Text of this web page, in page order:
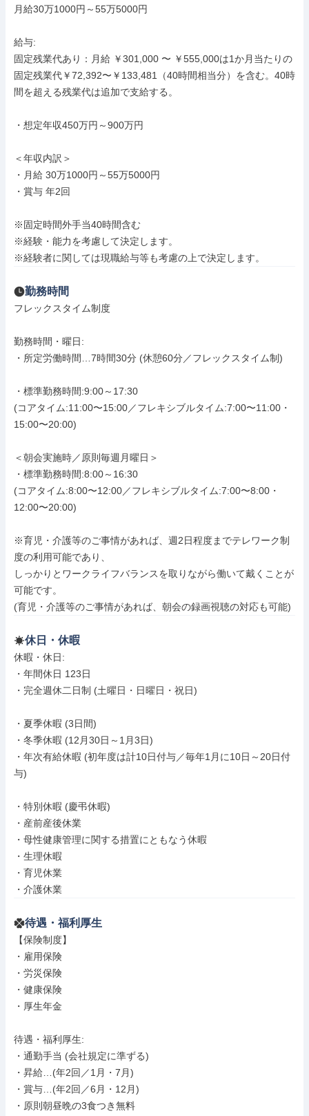
月給30万1000円～55万5000円
給与:
固定残業代あり：月給 ￥301,000 〜 ￥555,000は1か月当たりの
固定残業代￥72,392〜￥133,481（40時間相当分）を含む。40時
間を超える残業代は追加で支給する。
・想定年収450万円～900万円
＜年収内訳＞
・月給 30万1000円～55万5000円
・賞与 年2回
※固定時間外手当40時間含む
※経験・能力を考慮して決定します。
※経験者に関しては現職給与等も考慮の上で決定します。
勤務時間
フレックスタイム制度
勤務時間・曜日:
・所定労働時間…7時間30分 (休憩60分／フレックスタイム制)
・標準勤務時間:9:00～17:30
(コアタイム:11:00〜15:00／フレキシブルタイム:7:00〜11:00・
15:00〜20:00)
＜朝会実施時／原則毎週月曜日＞
・標準勤務時間:8:00～16:30
(コアタイム:8:00〜12:00／フレキシブルタイム:7:00〜8:00・
12:00〜20:00)
※育児・介護等のご事情があれば、週2日程度までテレワーク制
度の利用可能であり、
しっかりとワークライフバランスを取りながら働いて戴くことが
可能です。
(育児・介護等のご事情があれば、朝会の録画視聴の対応も可能)
休日・休暇
休暇・休日:
・年間休日 123日
・完全週休二日制 (土曜日・日曜日・祝日)
・夏季休暇 (3日間)
・冬季休暇 (12月30日～1月3日)
・年次有給休暇 (初年度は計10日付与／毎年1月に10日～20日付
与)
・特別休暇 (慶弔休暇)
・産前産後休業
・母性健康管理に関する措置にともなう休暇
・生理休暇
・育児休業
・介護休業
待遇・福利厚生
【保険制度】
・雇用保険
・労災保険
・健康保険
・厚生年金
待遇・福利厚生:
・通勤手当 (会社規定に準ずる)
・昇給…(年2回／1月・7月)
・賞与…(年2回／6月・12月)
・原則朝昼晩の3食つき無料